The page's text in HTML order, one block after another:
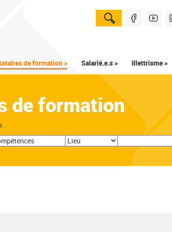
de formation > Salarié.e.s > Illettrisme >
de formation